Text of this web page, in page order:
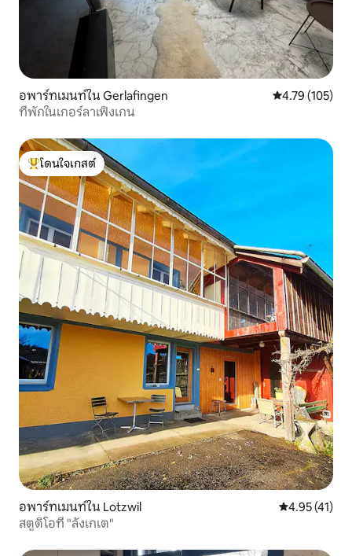
อพาร์ทเมนท์ใน Gerlafingen คะแนนเฉลี่ย
4.79 (105)
ที่พักในเกอร์ลาเฟิงเกน
โดนใจเกสต์ที่สุด
โดนใจเกสต์
อพาร์ทเมนท์ใน Lotzwil คะแนนเฉลี่ย
4.95 (41)
สตูดิโอที่ "ลังเกเต"